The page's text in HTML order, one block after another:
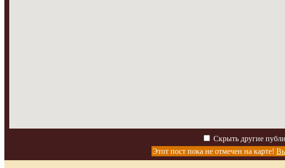
Скрыть другие
Этот пост пока не отмечен на карте!